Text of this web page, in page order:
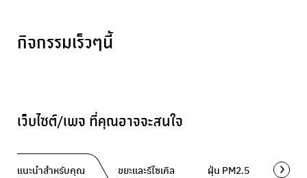
กิจกรรมเร็วๆนี้
เว็บไซต์/เพจ ที่คุณอาจจะสนใจ
แนะนำสำหรับคุณ ขยะและรีไซเคิล ฝุ่น PM2.5 พื้นที่สี